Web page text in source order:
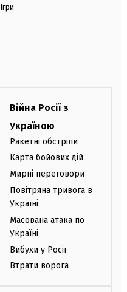
Ігри
Війна Росії з
Україною
Ракетні обстріли
Карта бойових дій
Мирні переговори
Повітряна тривога в
Україні
Масована атака по
Україні
Вибухи у Росії
Втрати ворога